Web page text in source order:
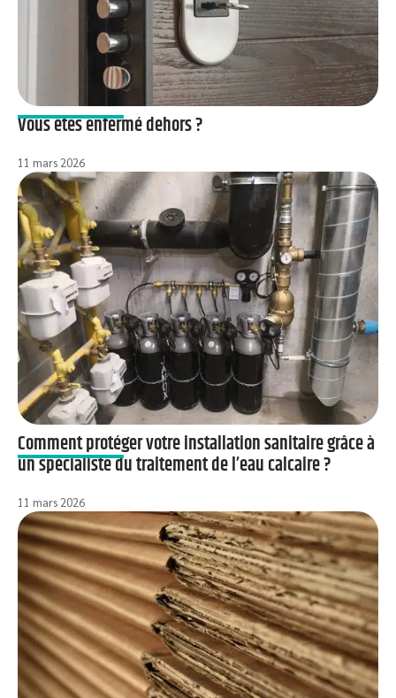
Vous êtes enfermé dehors ?
11 mars 2026
Comment protéger votre installation sanitaire grâce à
un spécialiste du traitement de l’eau calcaire ?
11 mars 2026